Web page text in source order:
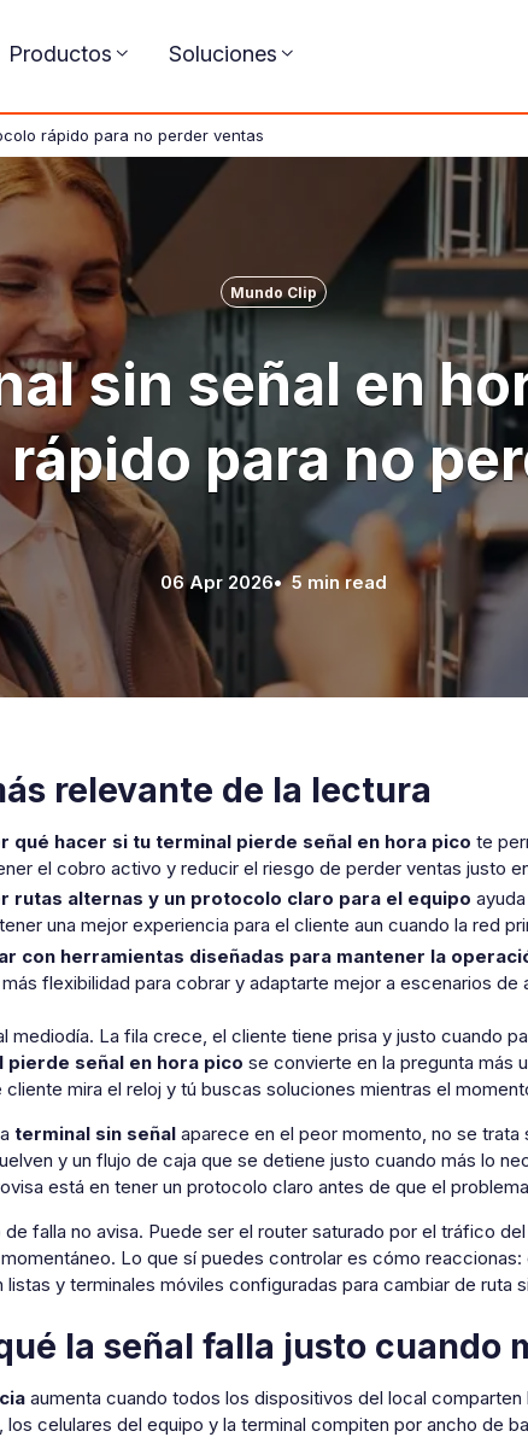
Productos Soluciones
rápido para no perder ventas
Mundo Clip
sin señal en
para no
06 Apr 2026• 5 min read
relevante de la lectura
qué hacer si tu terminal pierde señal en hora pico te
el cobro activo y reducir el riesgo de perder ventas justo
rutas alternas y un protocolo claro para el equipo
una mejor experiencia para el cliente aun cuando la red
con herramientas diseñadas para mantener la
flexibilidad para cobrar y adaptarte mejor a escenarios de
mediodía. La fila crece, el cliente tiene prisa y justo cuando
pierde señal en hora pico se convierte en la pregunta más
cliente mira el reloj y tú buscas soluciones mientras el
terminal sin señalaparece en el peor momento, no se
y un flujo de caja que se detiene justo cuando más lo
está en tener un protocolo claro antes de que el
de falla no avisa. Puede ser el router saturado por el tráfico
Lo que sí puedes controlar es cómo
listas y terminales móviles configuradas para cambiar de ruta
la señal falla justo cuando
aumenta cuando todos los dispositivos del local comparten
los celulares del equipo y la terminal compiten por ancho de